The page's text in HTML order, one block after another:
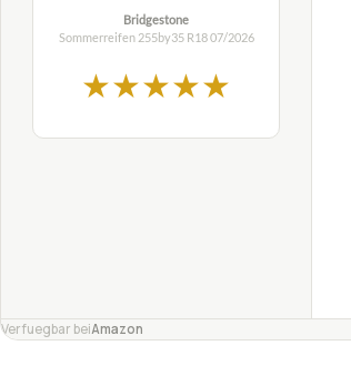
Bridgestone
Sommerreifen 255by35 R1807/2026
★★★★★
Verfuegbar beiAmazon